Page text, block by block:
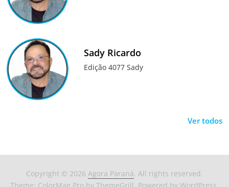
Sady Ricardo
Edição 4077 Sady
Ver todos
Copyright © 2026 Agora Paraná. All rights reserved.
Theme: ColorMag Proby ThemeGrill. Powered by WordPress